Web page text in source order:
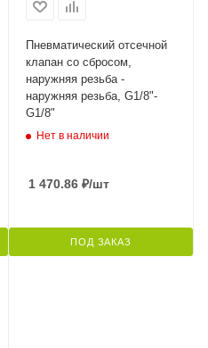
Пневматический отсечной
клапан со сбросом,
наружняя резьба -
наружняя резьба, G1/8"-
G1/8"
Нет в наличии
1 470.86 ₽/шт
ПОД ЗАКАЗ